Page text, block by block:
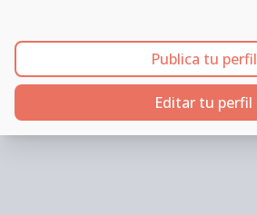
Publica tu perfil
Editar tu perfil